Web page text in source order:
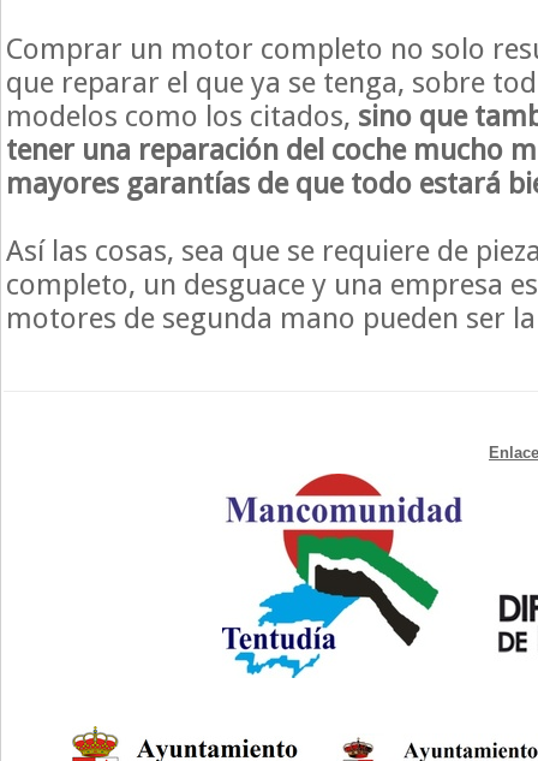
Comprar un motor completo no solo
que reparar el que ya se tenga, sobre
modelos como los citados, sino que
tener una reparación del coche mucho
mayores garantías de que todo estará
Así las cosas, sea que se requiere de
completo, un desguace y una empresa
motores de segunda mano pueden ser